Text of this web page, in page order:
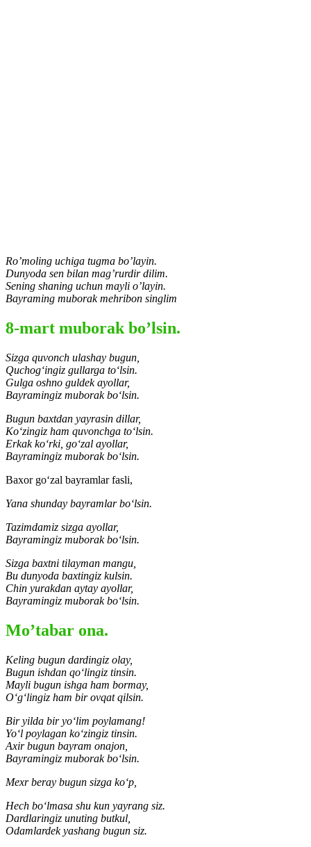
Ro’moling uchiga tugma bo’layin.
Dunyoda sen bilan mag’rurdir dilim.
Sening shaning uchun mayli o’layin.
Bayraming muborak mehribon singlim
8-mart muborak bo’lsin.
Sizga quvonch ulashay bugun,
Quchog‘ingiz gullarga to‘lsin.
Gulga oshno guldek ayollar,
Bayramingiz muborak bo‘lsin.
Bugun baxtdan yayrasin dillar,
Ko‘zingiz ham quvonchga to‘lsin.
Erkak ko‘rki, go‘zal ayollar,
Bayramingiz muborak bo‘lsin.
Baxor go‘zal bayramlar fasli,
Yana shunday bayramlar bo‘lsin.
Tazimdamiz sizga ayollar,
Bayramingiz muborak bo‘lsin.
Sizga baxtni tilayman mangu,
Bu dunyoda baxtingiz kulsin.
Chin yurakdan aytay ayollar,
Bayramingiz muborak bo‘lsin.
Mo’tabar ona.
Keling bugun dardingiz olay,
Bugun ishdan qo‘lingiz tinsin.
Mayli bugun ishga ham bormay,
O‘g‘lingiz ham bir ovqat qilsin.
Bir yilda bir yo‘lim poylamang!
Yo‘l poylagan ko‘zingiz tinsin.
Axir bugun bayram onajon,
Bayramingiz muborak bo‘lsin.
Mexr beray bugun sizga ko‘p,
Hech bo‘lmasa shu kun yayrang siz.
Dardlaringiz unuting butkul,
Odamlardek yashang bugun siz.